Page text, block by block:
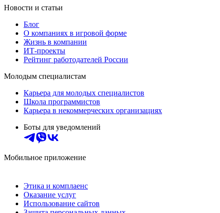
Новости и статьи
Блог
О компаниях в игровой форме
Жизнь в компании
ИТ-проекты
Рейтинг работодателей России
Молодым специалистам
Карьера для молодых специалистов
Школа программистов
Карьера в некоммерческих организациях
Боты для уведомлений
Мобильное приложение
Этика и комплаенс
Оказание услуг
Использование сайтов